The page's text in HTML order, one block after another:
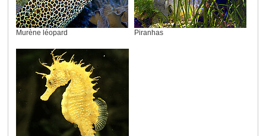
Murène léopard Piranhas